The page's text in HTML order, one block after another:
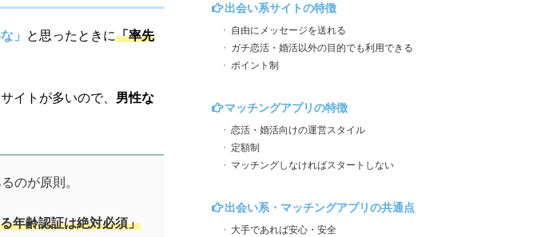
」 と思ったときに「率先
イトが多いので、 男性な
のが原則。
年齢認証は絶対必須」
出会い系サイトの特徴
自由にメッセージを送れる
ガチ恋活・婚活以外の目的でも利用できる
ポイント制
マッチングアプリの特徴
恋活・婚活向けの運営スタイル
定額制
マッチングしなければスタートしない
出会い系・マッチングアプリの共通点
大手であれば安心・安全